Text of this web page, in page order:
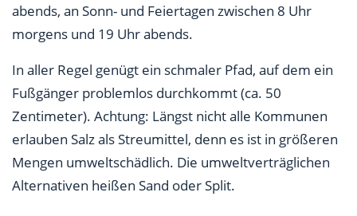
abends, an Sonn- und Feiertagen zwischen 8 Uhr
morgens und 19 Uhr abends.
In aller Regel genügt ein schmaler Pfad, auf dem ein
Fußgänger problemlos durchkommt (ca. 50
Zentimeter). Achtung: Längst nicht alle Kommunen
erlauben Salz als Streumittel, denn es ist in größeren
Mengen umweltschädlich. Die umweltverträglichen
Alternativen heißen Sand oder Split.